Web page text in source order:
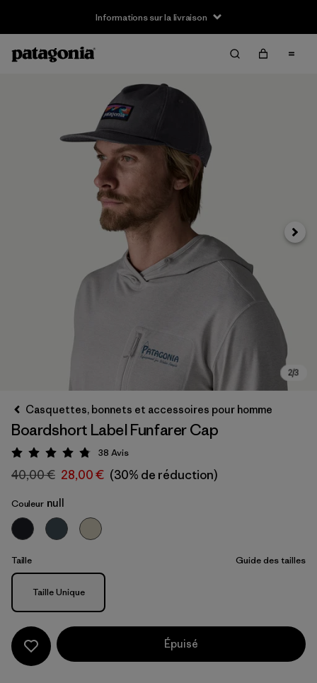
Informations sur la livraison
Casquettes, bonnets et accessoires pour homme
Boardshort Label Funfarer Cap
Évaluation: 4.8 / 5
38 Avis
40,00 € 28,00 € (30% de réduction)
Couleur null
Taille Guide des tailles
Taille
Taille Unique
Épuisé